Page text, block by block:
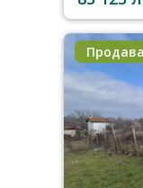
Продава